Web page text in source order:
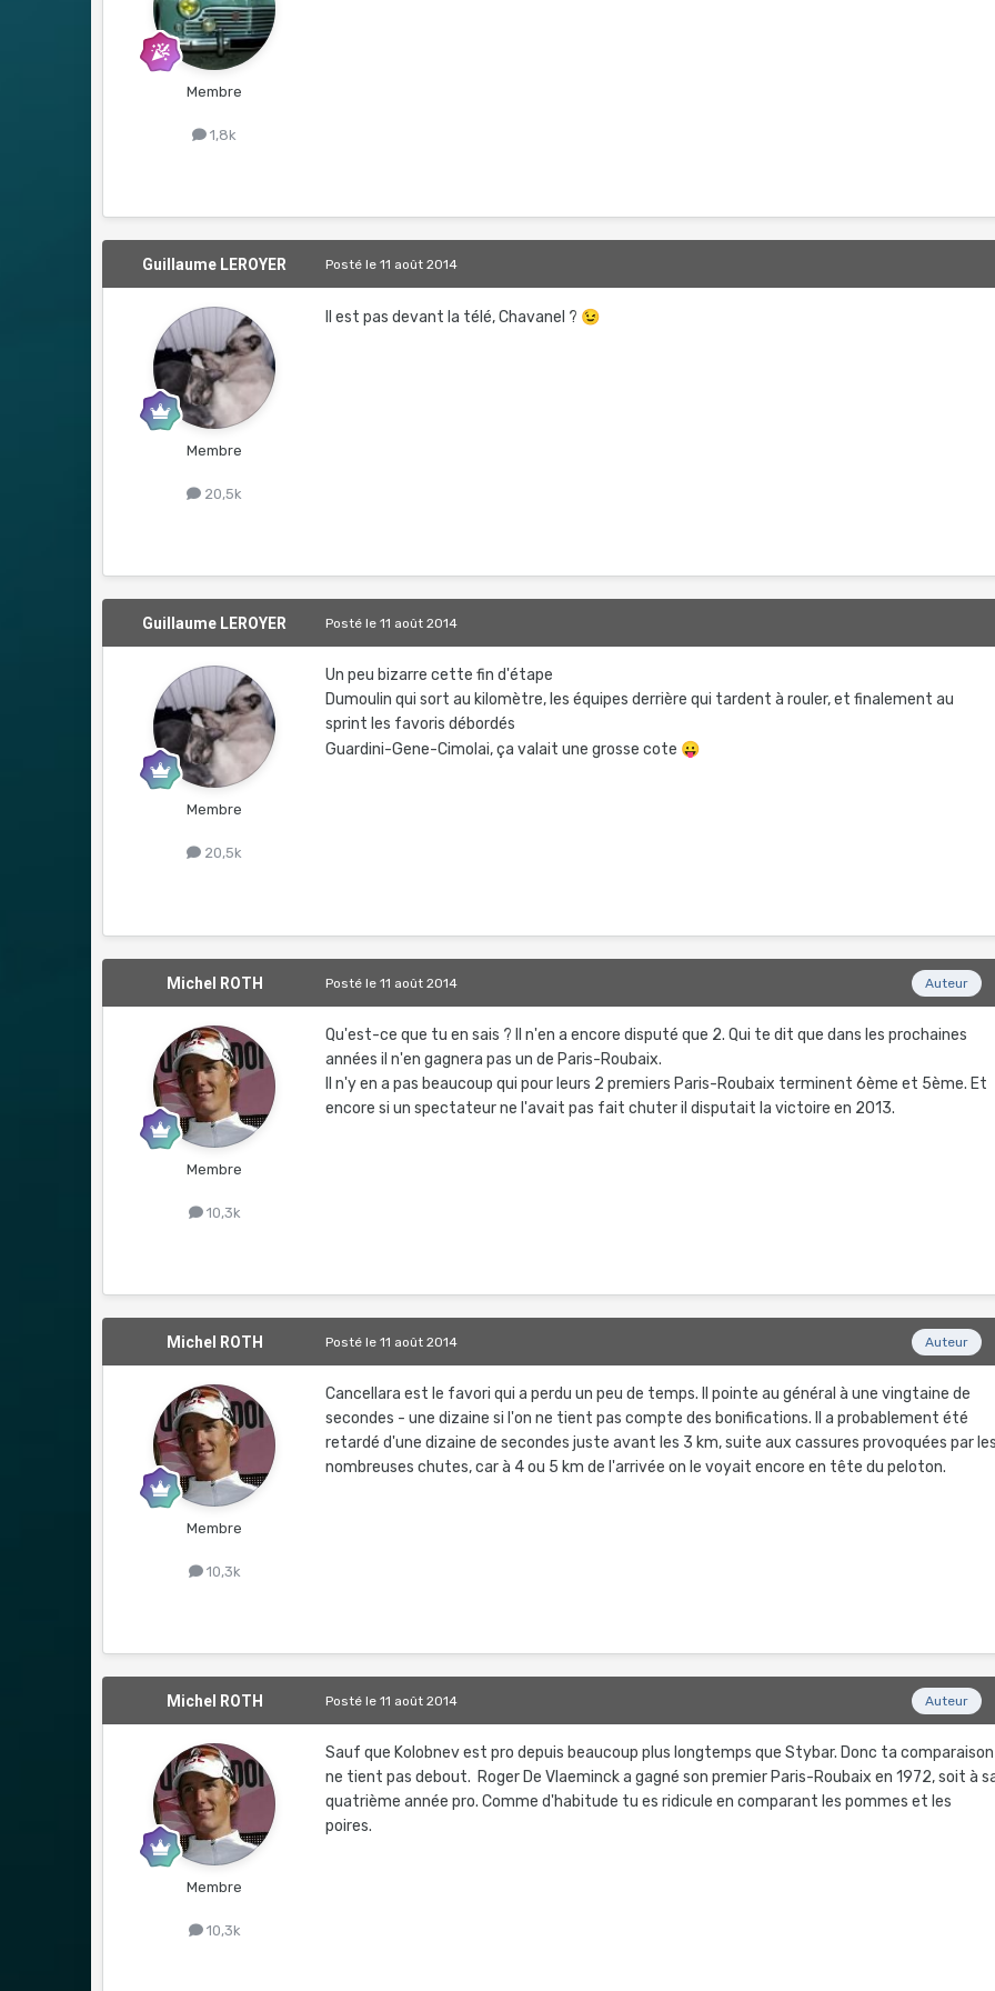
Membre
1,8k
Guillaume LEROYER
Membre
20,5k
Postéle 11 août 2014
Il est pas devant la télé, Chavanel ? 😉
Guillaume LEROYER
Membre
20,5k
Postéle 11 août 2014
Un peu bizarre cette fin d'étape
Dumoulin qui sort au kilomètre, les équipes derrière qui tardent à rouler, et finalement au
sprint les favoris débordés
Guardini-Gene-Cimolai, ça valait une grosse cote 😛
Michel ROTH
Membre
10,3k
Auteur
Postéle 11 août 2014
Qu'est-ce que tu en sais ? Il n'en a encore disputé que 2. Qui te dit que dans les prochaines
années il n'en gagnera pas un de Paris-Roubaix.
Il n'y en a pas beaucoup qui pour leurs 2 premiers Paris-Roubaix terminent 6ème et 5ème. Et
encore si un spectateur ne l'avait pas fait chuter il disputait la victoire en 2013.
Michel ROTH
Membre
10,3k
Auteur
Postéle 11 août 2014
Cancellara est le favori qui a perdu un peu de temps. Il pointe au général à une vingtaine de
secondes - une dizaine si l'on ne tient pas compte des bonifications. Il a probablement été
retardé d'une dizaine de secondes juste avant les 3 km, suite aux cassures provoquées par
nombreuses chutes, car à 4 ou 5 km de l'arrivée on le voyait encore en tête du peloton.
Michel ROTH
Membre
10,3k
Auteur
Postéle 11 août 2014
Sauf que Kolobnev est pro depuis beaucoup plus longtemps que Stybar. Donc ta comparaison
ne tient pas debout. Roger De Vlaeminck a gagné son premier Paris-Roubaix en 1972, soit à
quatrième année pro. Comme d'habitude tu es ridicule en comparant les pommes et les
poires.